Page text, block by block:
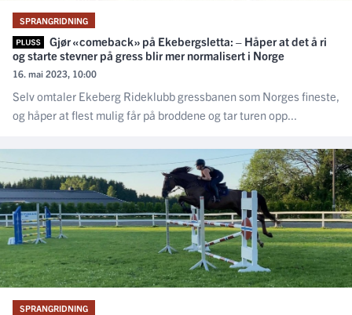
SPRANGRIDNING
Gjør «comeback» på Ekebergsletta: – Håper at det å ri
og starte stevner på gress blir mer normalisert i Norge
16. mai 2023, 10:00
Selv omtaler Ekeberg Rideklubb gressbanen som Norges fineste,
og håper at flest mulig får på broddene og tar turen opp...
SPRANGRIDNING